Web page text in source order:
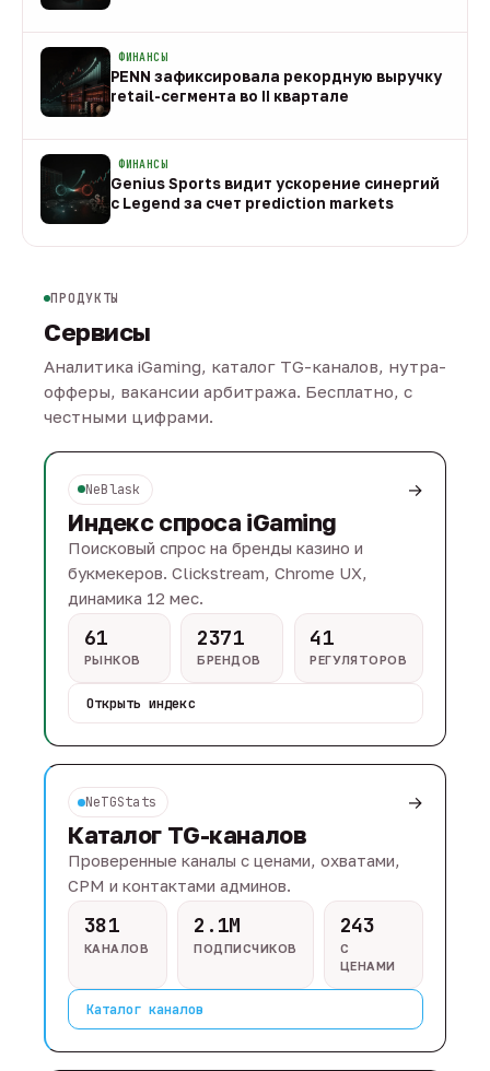
ФИНАНСЫ
PENN зафиксировала рекордную выручку
retail-сегмента во II квартале
ФИНАНСЫ
Genius Sports видит ускорение синергий
с Legend за счет prediction markets
ПРОДУКТЫ
Сервисы
Аналитика iGaming, каталог TG-каналов, нутра-
офферы, вакансии арбитража. Бесплатно, с
честными цифрами.
NeBlask →
Индекс спроса iGaming
Поисковый спрос на бренды казино и
букмекеров. Clickstream, Chrome UX,
динамика 12 мес.
61
РЫНКОВ
2371
БРЕНДОВ
41
РЕГУЛЯТОРОВ
Открыть индекс
NeTGStats →
Каталог TG-каналов
Проверенные каналы с ценами, охватами,
CPM и контактами админов.
381
КАНАЛОВ
2.1M
ПОДПИСЧИКОВ
243
С
ЦЕНАМИ
Каталог каналов